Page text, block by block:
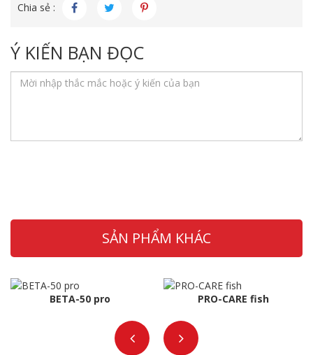
Chia sẻ :
Ý KIẾN BẠN ĐỌC
SẢN PHẨM KHÁC
BETA-50 pro PRO-CARE fish